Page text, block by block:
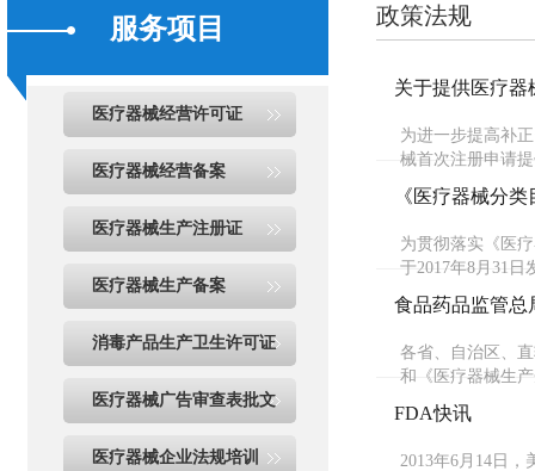
服务项目
医疗器械经营许可证
医疗器械经营备案
医疗器械生产注册证
医疗器械生产备案
消毒产品生产卫生许可证
医疗器械广告审查表批文
医疗器械企业法规培训
政策法规
关于提供医疗器
为进一步提高补
械首次注册申请
《医疗器械分
为贯彻落实《医
于2017年8月31
食品药品监管总
各省、自治区、
和《医疗器械生
FDA快讯
2013年6月14日